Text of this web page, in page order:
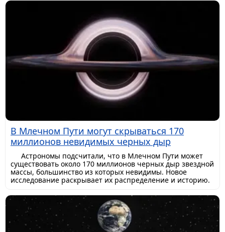
В Млечном Пути могут скрываться 170
миллионов невидимых черных дыр
Астрономы подсчитали, что в Млечном Пути может
существовать около 170 миллионов черных дыр звездной
массы, большинство из которых невидимы. Новое
исследование раскрывает их распределение и историю.